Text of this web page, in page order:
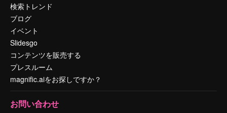
検索トレンド
ブログ
イベント
Slidesgo
コンテンツを販売する
プレスルーム
magnific.aiをお探しですか？
お問い合わせ